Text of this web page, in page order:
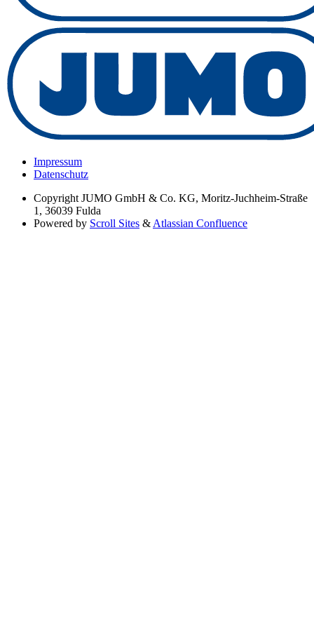
Impressum
Datenschutz
Copyright JUMO GmbH & Co. KG, Moritz-Juchheim-Straße
1, 36039 Fulda
Powered by Scroll Sites & Atlassian Confluence